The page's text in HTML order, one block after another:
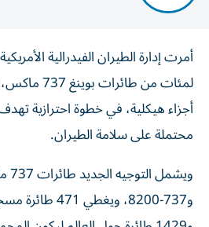
أمرت إدارة الطيران الفيدرالية
لمئات من
أجزاء هيكلية، في خطوة احترازية
محتملة على سلامة الطيران.
و737-8200،